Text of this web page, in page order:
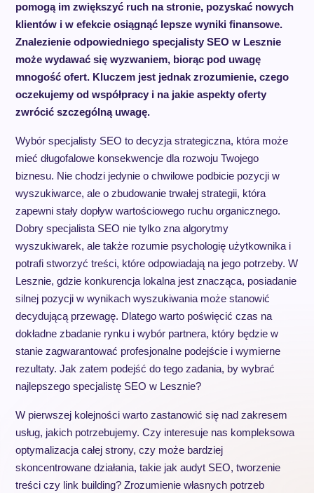
pomogą im zwiększyć ruch na stronie, pozyskać nowych
klientów i w efekcie osiągnąć lepsze wyniki finansowe.
Znalezienie odpowiedniego specjalisty SEO w Lesznie
może wydawać się wyzwaniem, biorąc pod uwagę
mnogość ofert. Kluczem jest jednak zrozumienie, czego
oczekujemy od współpracy i na jakie aspekty oferty
zwrócić szczególną uwagę.
Wybór specjalisty SEO to decyzja strategiczna, która może
mieć długofalowe konsekwencje dla rozwoju Twojego
biznesu. Nie chodzi jedynie o chwilowe podbicie pozycji w
wyszukiwarce, ale o zbudowanie trwałej strategii, która
zapewni stały dopływ wartościowego ruchu organicznego.
Dobry specjalista SEO nie tylko zna algorytmy
wyszukiwarek, ale także rozumie psychologię użytkownika i
potrafi stworzyć treści, które odpowiadają na jego potrzeby. W
Lesznie, gdzie konkurencja lokalna jest znacząca, posiadanie
silnej pozycji w wynikach wyszukiwania może stanowić
decydującą przewagę. Dlatego warto poświęcić czas na
dokładne zbadanie rynku i wybór partnera, który będzie w
stanie zagwarantować profesjonalne podejście i wymierne
rezultaty. Jak zatem podejść do tego zadania, by wybrać
najlepszego specjalistę SEO w Lesznie?
W pierwszej kolejności warto zastanowić się nad zakresem
usług, jakich potrzebujemy. Czy interesuje nas kompleksowa
optymalizacja całej strony, czy może bardziej
skoncentrowane działania, takie jak audyt SEO, tworzenie
treści czy link building? Zrozumienie własnych potrzeb